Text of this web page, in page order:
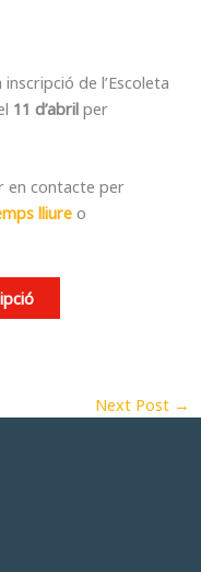
de l’Escoleta
11 d’abrilper
en contacte per
lliure o
Next Post →